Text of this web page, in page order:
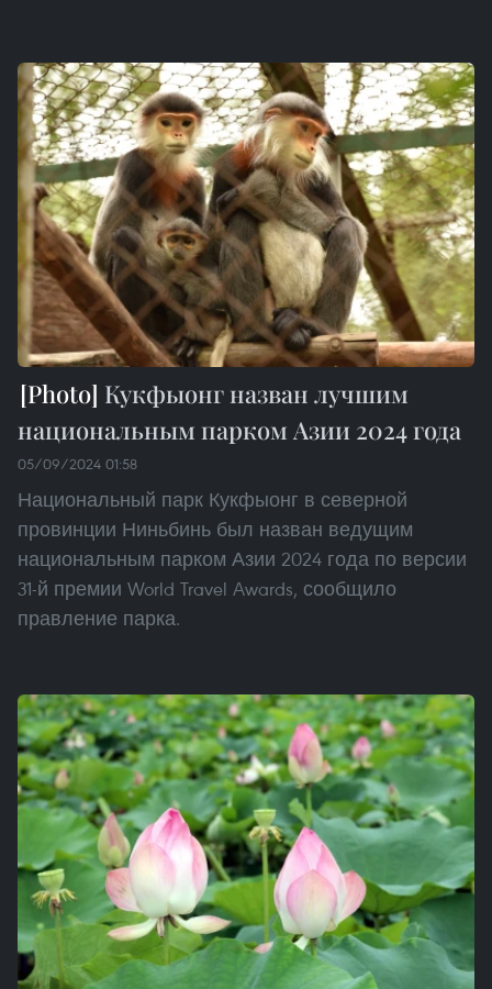
Кукфыонг назван лучшим
национальным парком Азии 2024 года
05/09/2024 01:58
Национальный парк Кукфыонг в северной
провинции Ниньбинь был назван ведущим
национальным парком Азии 2024 года по версии
31-й премии World Travel Awards, сообщило
правление парка.